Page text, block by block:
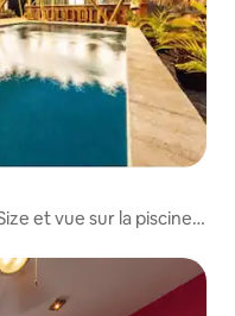
et vue sur la piscine